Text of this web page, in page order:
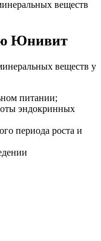
веществ
Юнивит
веществ у
питании;
эндокринных
периода роста и